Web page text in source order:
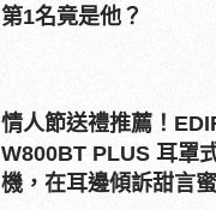
第1名竟是他？
情人節送禮推薦！
W800BT PLUS 耳罩
機，在耳邊傾訴甜言